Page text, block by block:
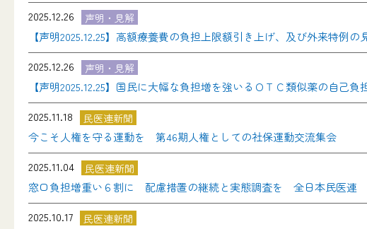
2025.12.26
声明・見解
【声明2025.12.25】高額療養費の負担上限額引き上げ、及び外来特例
2025.12.26
声明・見解
【声明2025.12.25】国民に大幅な負担増を強いるＯＴＣ類似薬の自己負
2025.11.18
民医連新聞
今こそ人権を守る運動を 第46期人権としての社保運動交流集会
2025.11.04
民医連新聞
窓口負担増重い６割に 配慮措置の継続と実態調査を 全日本民医連
2025.10.17
民医連新聞